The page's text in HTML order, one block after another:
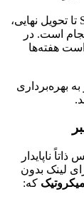
اجرای لینک وایرلس حرفه‌ای، از مرحله Site Survey تا تحویل نهایی،
است. در
هفته‌ها
بهره‌برداری
ناپایدار
لینک بدون
که: